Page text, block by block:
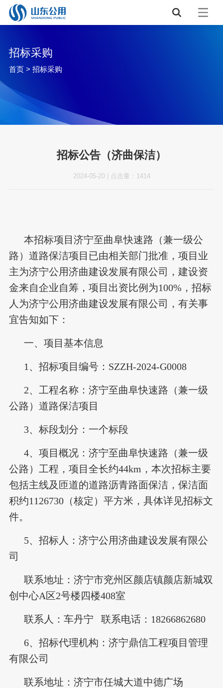
招标采购
首页> 招标采购
招标公告（济曲保洁）
2024-05-20 点击量： 1414
本招标项目济宁至曲阜快速路（兼一级公
路）道路保洁项目已由相关部门批准，项目业
主为济宁公用济曲建设发展有限公司，建设资
金来自企业自筹，项目出资比例为100%，招标
人为济宁公用济曲建设发展有限公司，有关事
宜告知如下：
一、项目基本信息
1、招标项目编号：SZZH-2024-G0008
2、工程名称：济宁至曲阜快速路（兼一级
公路）道路保洁项目
3、标段划分：一个标段
4、项目概况：济宁至曲阜快速路（兼一级
公路）工程，项目全长约44km，本次招标主要
包括主线及匝道的道路沥青路面保洁，保洁面
积约1126730（核定）平方米，具体详见招标文
件。
5、招标人：济宁公用济曲建设发展有限公
司
联系地址：济宁市兖州区颜店镇颜店新城双
创中心A区2号楼四楼408室
联系人：车丹宁 联系电话：18266862680
6、招标代理机构：济宁鼎信工程项目管理
有限公司
联系地址：济宁市任城大道中德广场